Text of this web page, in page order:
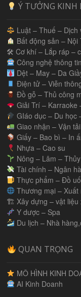
Ý TƯỞNG KINH
Luật – Thuế – Dịch
Bất động sản – Nội
🛠 Cơ khí – Lắp ráp –
Công nghệ thông
Dệt – May – Da
Điện tử – Viễn
Đồ gỗ – Thủ công
Giải Trí – Karraoke
GIáo dục – Du học
Giao nhận – Vận
Giấy – Bao bì – In
Nhựa – Cao su
Nông – Lâm –
Tài chính – Ngân
Thực phẩm – Đồ
Thương mại – Xuất
🏗 Xây dựng – vật liệu
Y dược – Spa
Du lịch – Nhà
QUAN TRỌNG
MÔ HÌNH KINH
AI Kinh Doanh